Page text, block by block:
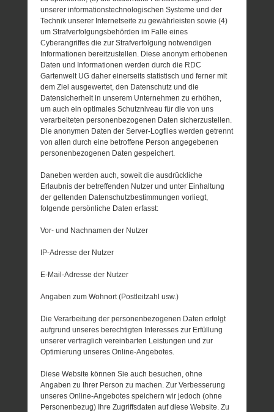
unserer informationstechnologischen Systeme und der
Technik unserer Internetseite zu gewährleisten sowie (4)
um Strafverfolgungsbehörden im Falle eines
Cyberangriffes die zur Strafverfolgung notwendigen
Informationen bereitzustellen. Diese anonym erhobenen
Daten und Informationen werden durch die RDC
Gartenwelt UG daher einerseits statistisch und ferner mit
dem Ziel ausgewertet, den Datenschutz und die
Datensicherheit in unserem Unternehmen zu erhöhen,
um auch ein optimales Schutzniveau für die von uns
verarbeiteten personenbezogenen Daten sicherzustellen.
Die anonymen Daten der Server-Logfiles werden getrennt
von allen durch eine betroffene Person angegebenen
personenbezogenen Daten gespeichert.
Daneben werden auch, soweit die ausdrückliche
Erlaubnis der betreffenden Nutzer und unter Einhaltung
der geltenden Datenschutzbestimmungen vorliegt,
folgende persönliche Daten erfasst:
Vor- und Nachnamen der Nutzer
IP-Adresse der Nutzer
E-Mail-Adresse der Nutzer
Angaben zum Wohnort (Postleitzahl usw.)
Die Verarbeitung der personenbezogenen Daten erfolgt
aufgrund unseres berechtigten Interesses zur Erfüllung
unserer vertraglich vereinbarten Leistungen und zur
Optimierung unseres Online-Angebotes.
Diese Website können Sie auch besuchen, ohne
Angaben zu Ihrer Person zu machen. Zur Verbesserung
unseres Online-Angebotes speichern wir jedoch (ohne
Personenbezug) Ihre Zugriffsdaten auf diese Website. Zu